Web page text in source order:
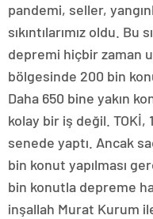
pandemi, seller,
sıkıntılarımız oldu. Bu
depremi hiçbir zaman
bölgesinde 200 bin
Daha 650 bine yakın
kolay bir iş değil. TOKİ,
senede yaptı. Ancak
bin konut yapılması
bin konutla depreme
inşallah Murat Kurum